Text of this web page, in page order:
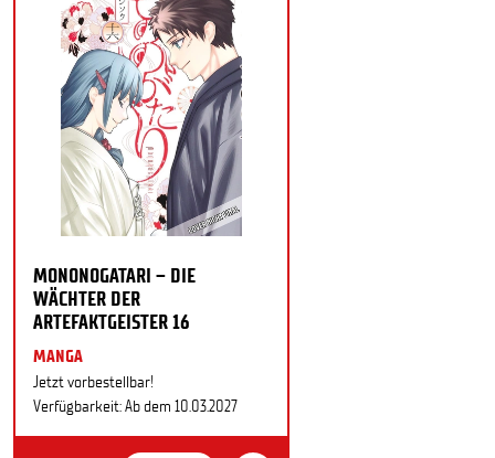
MONONOGATARI – DIE
WÄCHTER DER
ARTEFAKTGEISTER 16
MANGA
Jetzt vorbestellbar!
Verfügbarkeit: Ab dem 10.03.2027